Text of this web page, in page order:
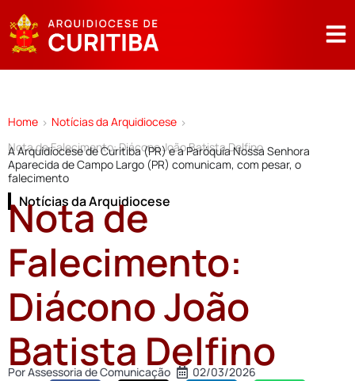
Home > Notícias da Arquidiocese >
Nota de Falecimento: Diácono João Batista Delfino
A Arquidiocese de Curitiba (PR) e a Paróquia Nossa Senhora
Aparecida de Campo Largo (PR) comunicam, com pesar, o
falecimento
Notícias da Arquidiocese
Nota de
Falecimento:
Diácono João
Batista Delfino
PorAssessoria de Comunicação 02/03/2026